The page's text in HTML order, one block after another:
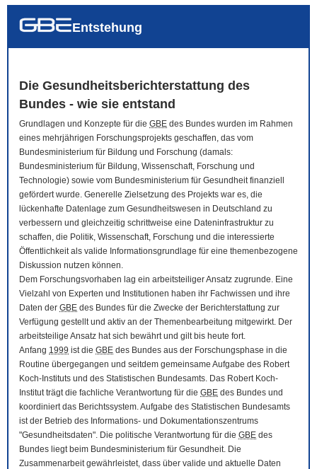
auch in allen Texten suchen (Volltextsuche)
Entstehung
Die Gesundheitsberichterstattung des
Bundes - wie sie entstand
Grundlagen und Konzepte für die GBE des Bundes wurden im Rahmen
eines mehrjährigen Forschungsprojekts geschaffen, das vom
Bundesministerium für Bildung und Forschung (damals:
Bundesministerium für Bildung, Wissenschaft, Forschung und
Technologie) sowie vom Bundesministerium für Gesundheit finanziell
gefördert wurde. Generelle Zielsetzung des Projekts war es, die
lückenhafte Datenlage zum Gesundheitswesen in Deutschland zu
verbessern und gleichzeitig schrittweise eine Dateninfrastruktur zu
schaffen, die Politik, Wissenschaft, Forschung und die interessierte
Öffentlichkeit als valide Informationsgrundlage für eine themenbezogene
Diskussion nutzen können.
Dem Forschungsvorhaben lag ein arbeitsteiliger Ansatz zugrunde. Eine
Vielzahl von Experten und Institutionen haben ihr Fachwissen und ihre
Daten der GBE des Bundes für die Zwecke der Berichterstattung zur
Verfügung gestellt und aktiv an der Themenbearbeitung mitgewirkt. Der
arbeitsteilige Ansatz hat sich bewährt und gilt bis heute fort.
Anfang 1999 ist die GBE des Bundes aus der Forschungsphase in die
Routine übergegangen und seitdem gemeinsame Aufgabe des Robert
Koch-Instituts und des Statistischen Bundesamts. Das Robert Koch-
Institut trägt die fachliche Verantwortung für die GBE des Bundes und
koordiniert das Berichtssystem. Aufgabe des Statistischen Bundesamts
ist der Betrieb des Informations- und Dokumentationszentrums
"Gesundheitsdaten". Die politische Verantwortung für die GBE des
Bundes liegt beim Bundesministerium für Gesundheit. Die
Zusammenarbeit gewährleistet, dass über valide und aktuelle Daten